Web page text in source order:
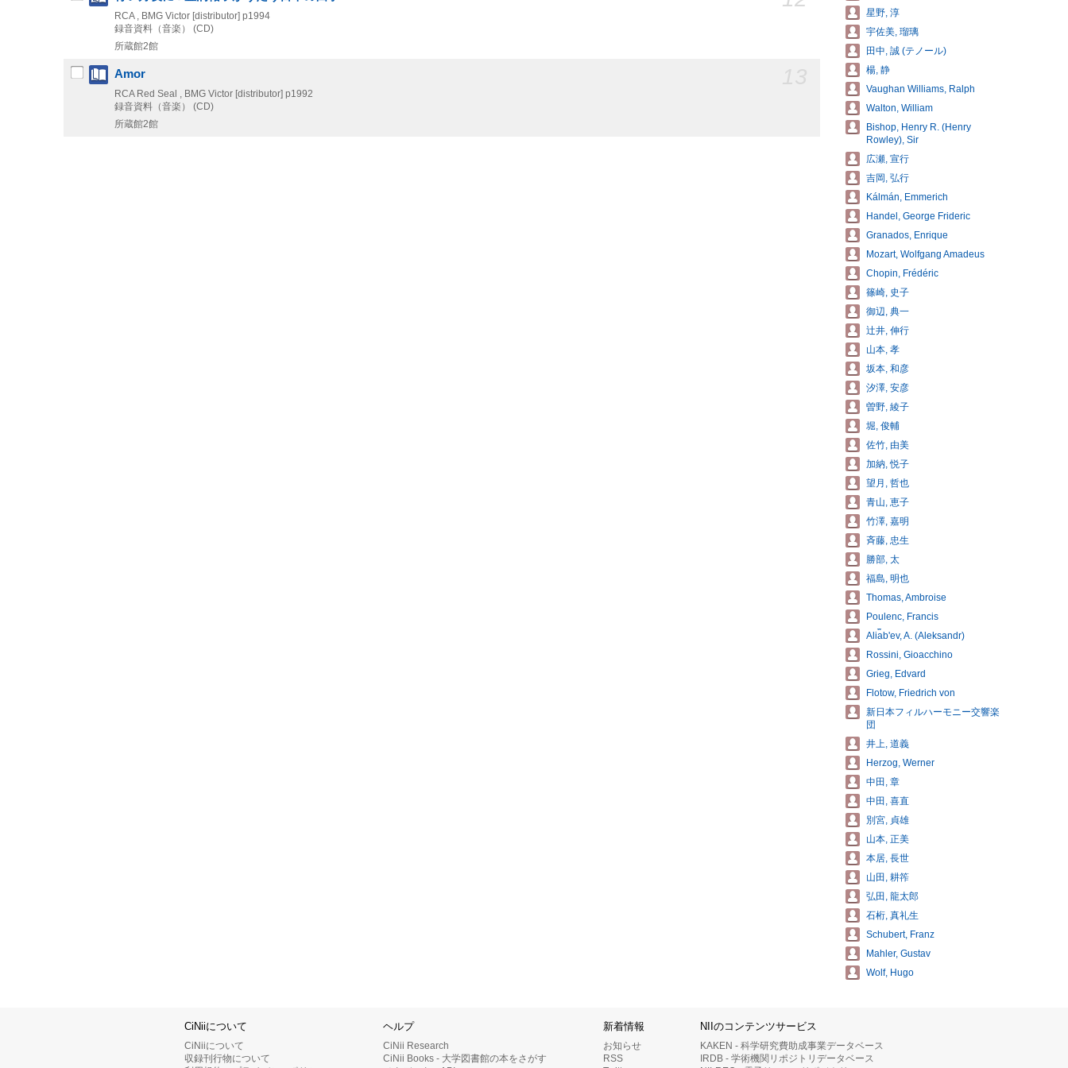
RCA , BMG Victor [distributor] p1994
録音資料（音楽） (CD)
所蔵館2館
Amor
RCA Red Seal , BMG Victor [distributor] p1992
録音資料（音楽） (CD)
所蔵館2館
星野, 淳
宇佐美, 瑠璃
田中, 誠 (テノール)
楊, 静
Vaughan Williams, Ralph
Walton, William
Bishop, Henry R. (Henry
Rowley), Sir
広瀬, 宣行
吉岡, 弘行
Kálmán, Emmerich
Handel, George Frideric
Granados, Enrique
Mozart, Wolfgang Amadeus
Chopin, Frédéric
篠崎, 史子
御辺, 典一
辻井, 伸行
山本, 孝
坂本, 和彦
汐澤, 安彦
曽野, 綾子
堀, 俊輔
佐竹, 由美
加納, 悦子
望月, 哲也
青山, 恵子
竹澤, 嘉明
斉藤, 忠生
勝部, 太
福島, 明也
Thomas, Ambroise
Poulenc, Francis
Ali︠a︡bʹev, A. (Aleksandr)
Rossini, Gioacchino
Grieg, Edvard
Flotow, Friedrich von
新日本フィルハーモニー交響楽
団
井上, 道義
Herzog, Werner
中田, 章
中田, 喜直
別宮, 貞雄
山本, 正美
本居, 長世
山田, 耕筰
弘田, 龍太郎
石桁, 真礼生
Schubert, Franz
Mahler, Gustav
Wolf, Hugo
CiNiiについて
CiNiiについて
収録刊行物について
ヘルプ
CiNii Research
CiNii Books - 大学図書館の本をさがす
新着情報
お知らせ
RSS
NIIのコンテンツサービス
KAKEN - 科学研究費助成事業データベース
IRDB - 学術機関リポジトリデータベース